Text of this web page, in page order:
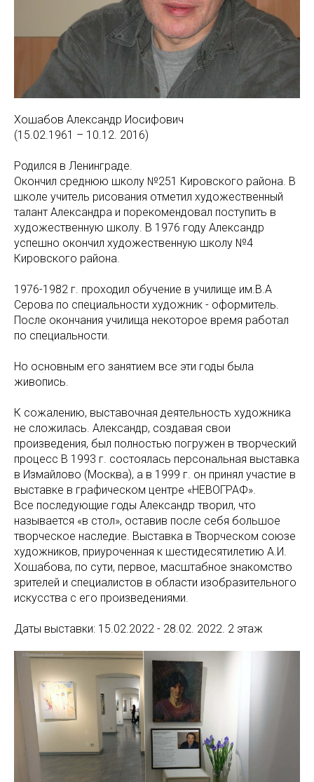
Хошабов Александр Иосифович
(15.02.1961 – 10.12. 2016)
Родился в Ленинграде.
Окончил среднюю школу №251 Кировского района. В
школе учитель рисования отметил художественный
талант Александра и порекомендовал поступить в
художественную школу. В 1976 году Александр
успешно окончил художественную школу №4
Кировского района.
1976-1982 г. проходил обучение в училище им.В.А
Серова по специальности художник - оформитель.
После окончания училища некоторое время работал
по специальности.
Но основным его занятием все эти годы была
живопись.
К сожалению, выставочная деятельность художника
не сложилась. Александр, создавая свои
произведения, был полностью погружен в творческий
процесс В 1993 г. состоялась персональная выставка
в Измайлово (Москва), а в 1999 г. он принял участие в
выставке в графическом центре «НЕВОГРАФ».
Все последующие годы Александр творил, что
называется «в стол», оставив после себя большое
творческое наследие. Выставка в Творческом союзе
художников, приуроченная к шестидесятилетию А.И.
Хошабова, по сути, первое, масштабное знакомство
зрителей и специалистов в области изобразительного
искусства с его произведениями.
Даты выставки: 15.02.2022 - 28.02. 2022. 2 этаж